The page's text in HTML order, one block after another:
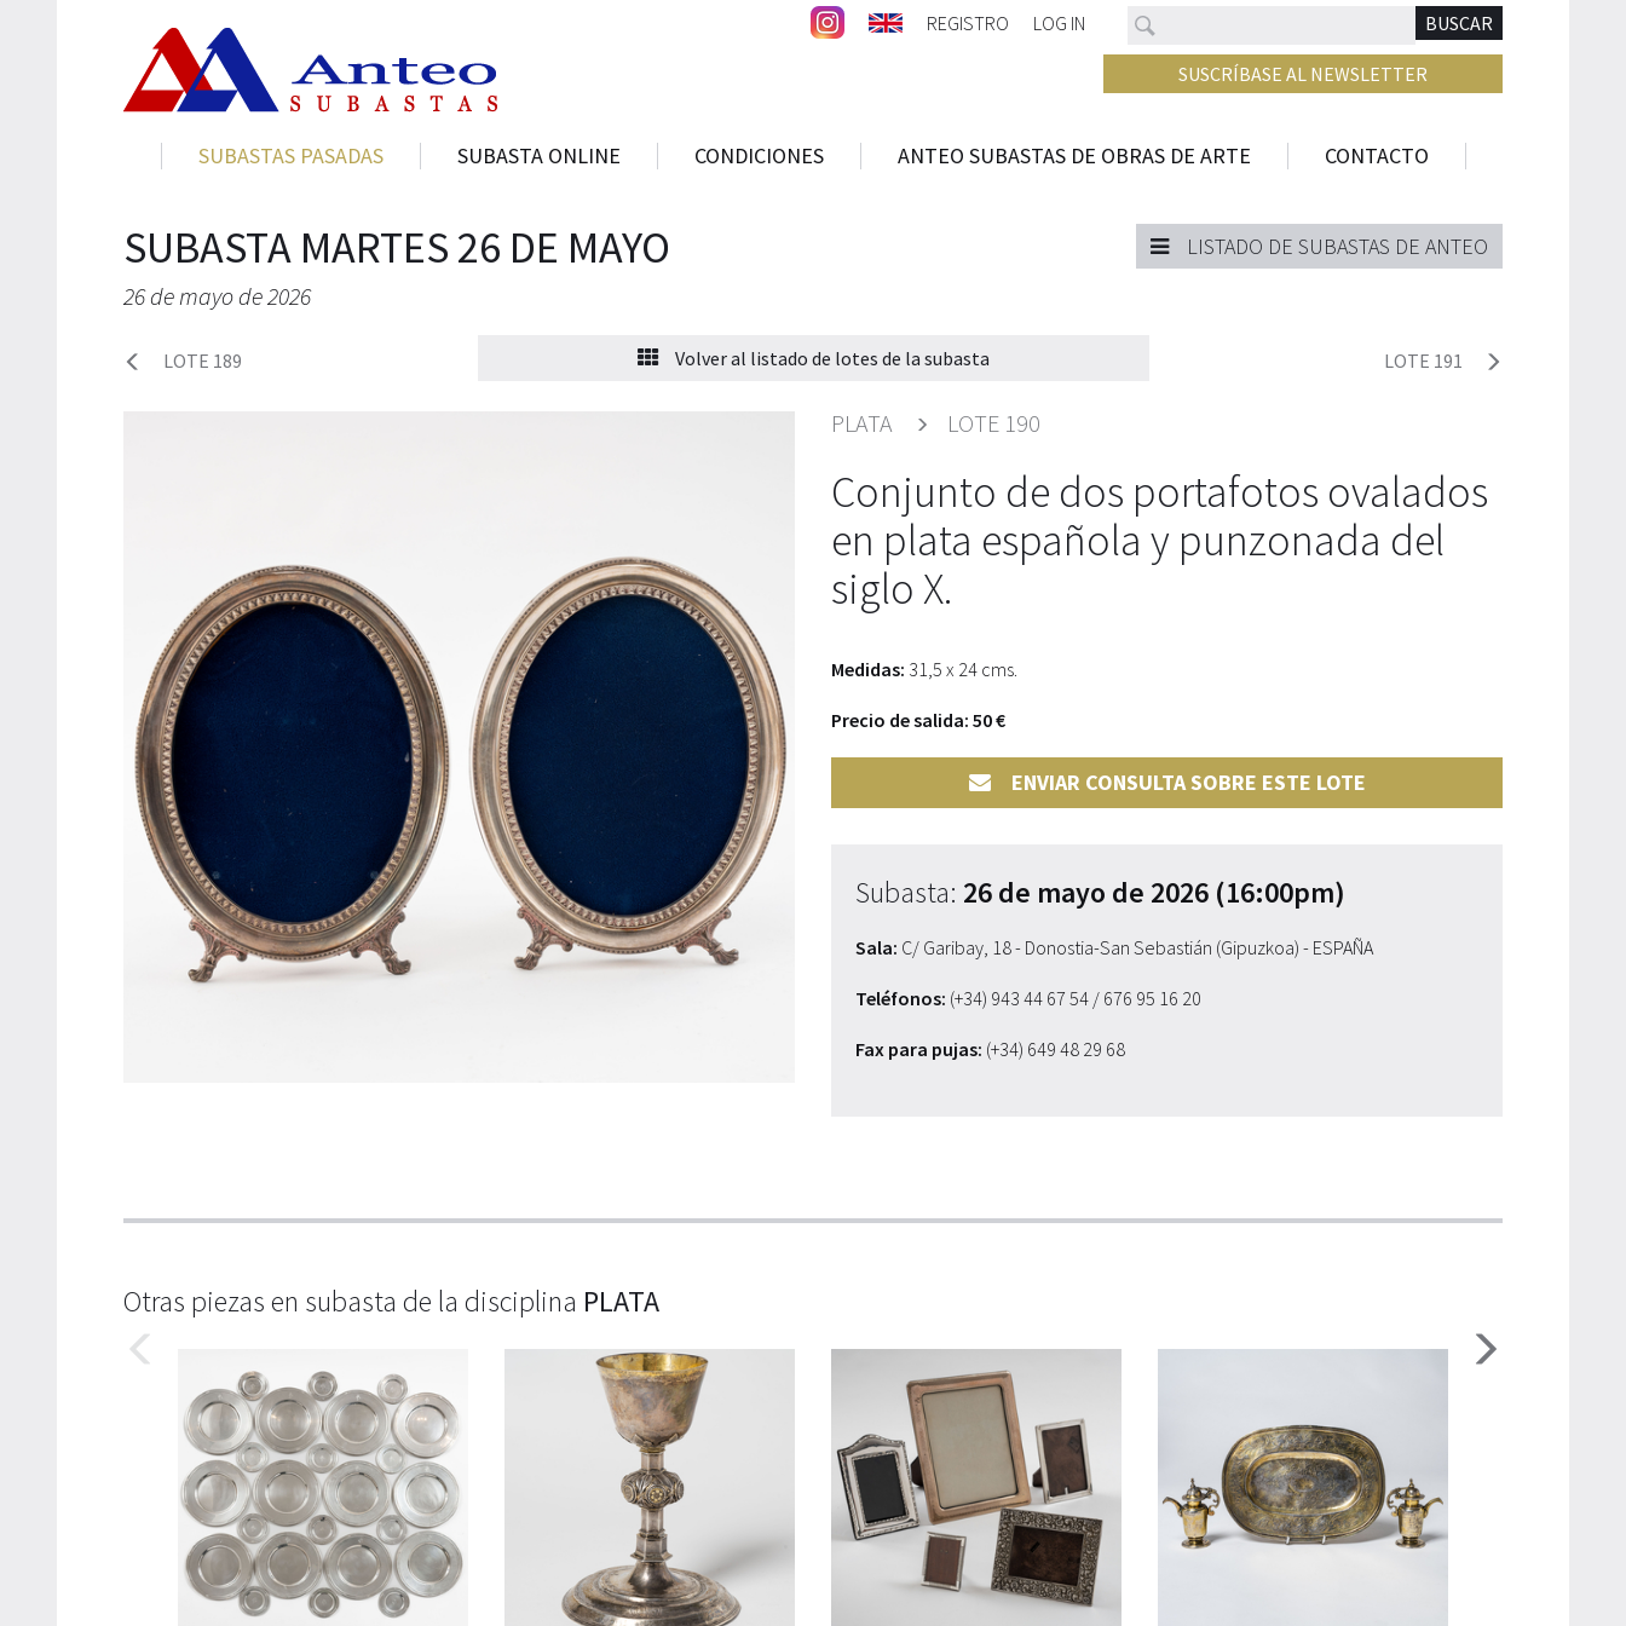
Buscar BUSCAR
REGISTRO LOG IN
SUSCRÍBASE AL NEWSLETTER
SUBASTAS PASADAS SUBASTA ONLINE CONDICIONES ANTEO SUBASTAS DE OBRAS DE ARTE CONTACTO
SUBASTA MARTES 26 DE MAYO
26 de mayo de 2026
LISTADO DE SUBASTAS DE ANTEO
LOTE 189 Volver al listado de lotes de la subasta LOTE 191
PLATA LOTE 190
Conjunto de dos portafotos ovalados
en plata española y punzonada del
siglo X.
Medidas: 31,5 x 24 cms.
Precio de salida: 50 €
ENVIAR CONSULTA SOBRE ESTE LOTE
Subasta: 26 de mayo de 2026 (16:00pm)
Sala: C/ Garibay, 18 - Donostia-San Sebastián (Gipuzkoa) - ESPAÑA
Teléfonos: (+34) 943 44 67 54 / 676 95 16 20
Fax para pujas: (+34) 649 48 29 68
Otras piezas en subasta de la disciplina PLATA